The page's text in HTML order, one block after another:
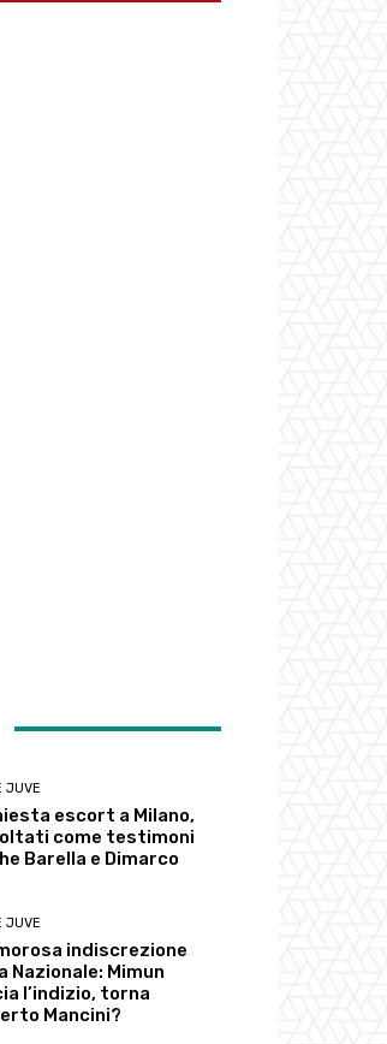
JUVE
escort a Milano,
come testimoni
Barella e Dimarco
JUVE
indiscrezione
Nazionale: Mimun
l’indizio, torna
Mancini?